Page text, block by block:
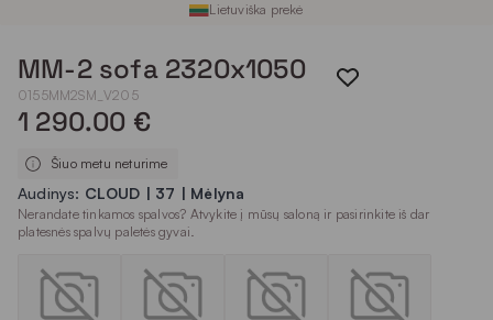
Lietuviška prekė
MM-2 sofa 2320x1050
0155MM2SM_V205
1 290.00 €
Šiuo metu neturime
Audinys: CLOUD | 37 | Mėlyna
Nerandate tinkamos spalvos? Atvykite į mūsų saloną ir pasirinkite iš dar
platesnės spalvų paletės gyvai.